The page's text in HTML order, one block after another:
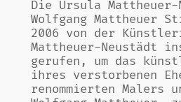
Die Ursula Mattheuer-
Wolfgang Mattheuer
2006 von der
Mattheuer-Neustädt
gerufen, um das
ihres verstorbenen
renommierten Malers